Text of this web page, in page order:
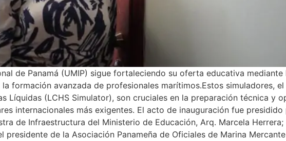
de Panamá (UMIP) sigue fortaleciendo su oferta educativa
formación avanzada de profesionales marítimos.Estos simuladores,
Líquidas (LCHS Simulator), son cruciales en la preparación técnica y
internacionales más exigentes. El acto de inauguración fue
de Infraestructura del Ministerio de Educación, Arq. Marcela
presidente de la Asociación Panameña de Oficiales de Marina